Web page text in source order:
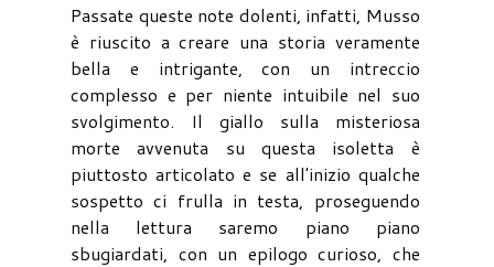
Passate queste note dolenti, infatti, Musso
è riuscito a creare una storia veramente
bella e intrigante, con un intreccio
complesso e per niente intuibile nel suo
svolgimento. Il giallo sulla misteriosa
morte avvenuta su questa isoletta è
piuttosto articolato e se all'inizio qualche
sospetto ci frulla in testa, proseguendo
nella lettura saremo piano piano
sbugiardati, con un epilogo curioso, che